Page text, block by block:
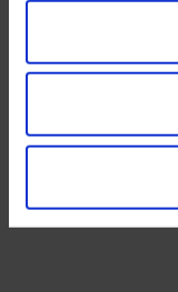
para